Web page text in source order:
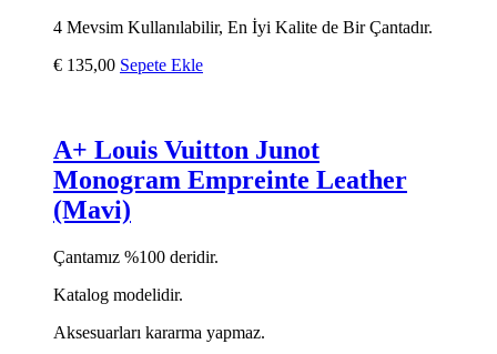
4 Mevsim Kullanılabilir, En İyi Kalite de Bir Çantadır.
€ 135,00 Sepete Ekle
A+ Louis Vuitton Junot
Monogram Empreinte Leather
(Mavi)
Çantamız %100 deridir.
Katalog modelidir.
Aksesuarları kararma yapmaz.